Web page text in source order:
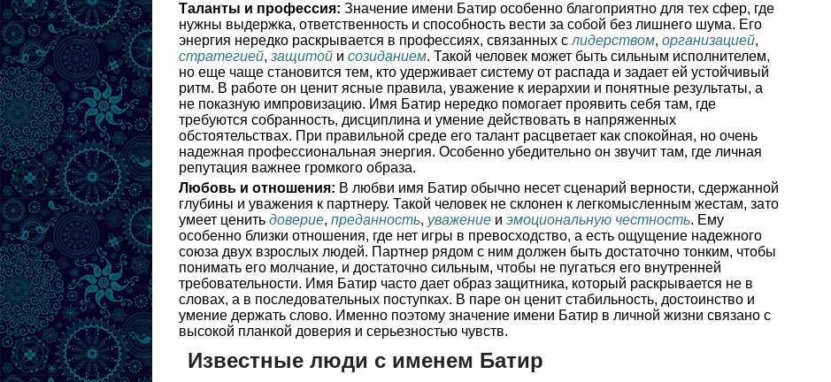
Таланты и профессия: Значение имени Батир особенно благоприятно для тех сфер, где
нужны выдержка, ответственность и способность вести за собой без лишнего шума. Его
энергия нередко раскрывается в профессиях, связанных с лидерством, организацией,
стратегией, защитой и созиданием. Такой человек может быть сильным исполнителем,
но еще чаще становится тем, кто удерживает систему от распада и задает ей устойчивый
ритм. В работе он ценит ясные правила, уважение к иерархии и понятные результаты, а
не показную импровизацию. Имя Батир нередко помогает проявить себя там, где
требуются собранность, дисциплина и умение действовать в напряженных
обстоятельствах. При правильной среде его талант расцветает как спокойная, но очень
надежная профессиональная энергия. Особенно убедительно он звучит там, где личная
репутация важнее громкого образа.
Любовь и отношения: В любви имя Батир обычно несет сценарий верности, сдержанной
глубины и уважения к партнеру. Такой человек не склонен к легкомысленным жестам, зато
умеет ценить доверие, преданность, уважение и эмоциональную честность. Ему
особенно близки отношения, где нет игры в превосходство, а есть ощущение надежного
союза двух взрослых людей. Партнер рядом с ним должен быть достаточно тонким, чтобы
понимать его молчание, и достаточно сильным, чтобы не пугаться его внутренней
требовательности. Имя Батир часто дает образ защитника, который раскрывается не в
словах, а в последовательных поступках. В паре он ценит стабильность, достоинство и
умение держать слово. Именно поэтому значение имени Батир в личной жизни связано с
высокой планкой доверия и серьезностью чувств.
Известные люди с именем Батир